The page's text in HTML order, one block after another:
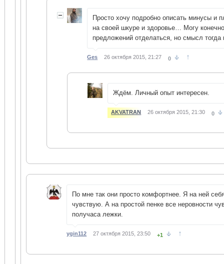
Просто хочу подробно описать минусы и
на своей шкуре и здоровье… Могу
предложений отделаться, но смысл тогда
Ges 26 октября 2015, 21:27 0 ↑
Ждём. Личный опыт интересен.
AKVATRAN 26 октября 2015, 21:30 0
По мне так они просто комфортнее. Я на ней
чувствую. А на простой пенке все неровности
получаса лежки.
ygin112 27 октября 2015, 23:50 +1 ↑